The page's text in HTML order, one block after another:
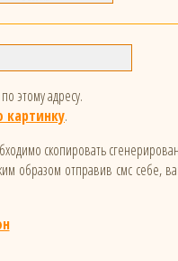
этому адресу.
.
скопировать
образом отправив смс себе,